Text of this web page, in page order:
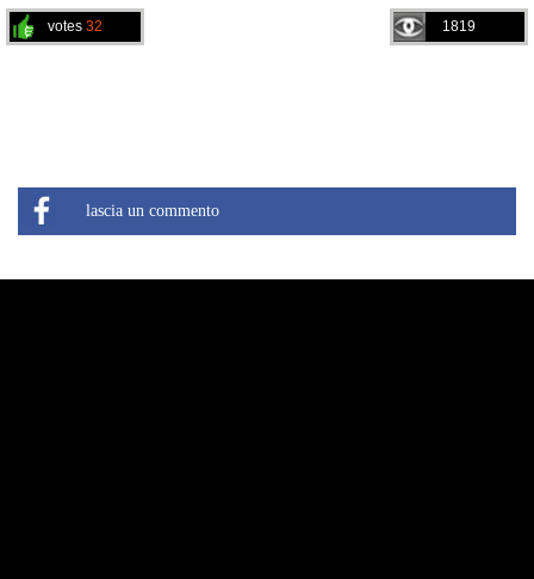
1819
votes 32
lascia un commento